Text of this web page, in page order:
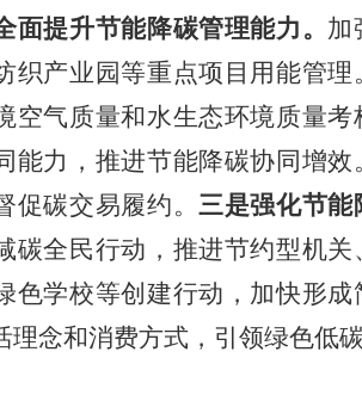
面提升节能降碳管理能力。 加
织产业园等重点项目用能管理
空气质量和水生态环境质量考
能力，推进节能降碳协同增效
促碳交易履约。三是强化节能
碳全民行动，推进节约型机关
色学校等创建行动，加快形成
理念和消费方式，引领绿色低